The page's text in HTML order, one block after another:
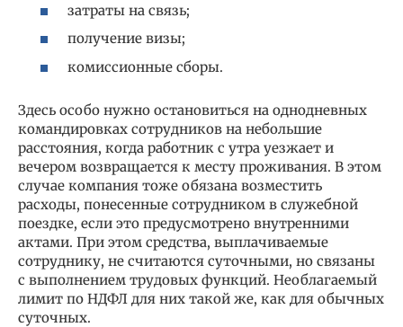
затраты на связь;
получение визы;
комиссионные сборы.
Здесь особо нужно остановиться на однодневных
командировках сотрудников на небольшие
расстояния, когда работник с утра уезжает и
вечером возвращается к месту проживания. В этом
случае компания тоже обязана возместить
расходы, понесенные сотрудником в служебной
поездке, если это предусмотрено внутренними
актами. При этом средства, выплачиваемые
сотруднику, не считаются суточными, но связаны
с выполнением трудовых функций. Необлагаемый
лимит по НДФЛ для них такой же, как для обычных
суточных.